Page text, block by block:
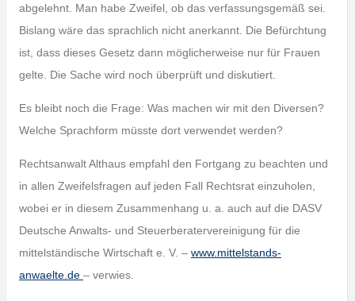
abgelehnt. Man habe Zweifel, ob das verfassungsgemäß sei.
Bislang wäre das sprachlich nicht anerkannt. Die Befürchtung
ist, dass dieses Gesetz dann möglicherweise nur für Frauen
gelte. Die Sache wird noch überprüft und diskutiert.
Es bleibt noch die Frage: Was machen wir mit den Diversen?
Welche Sprachform müsste dort verwendet werden?
Rechtsanwalt Althaus empfahl den Fortgang zu beachten und
in allen Zweifelsfragen auf jeden Fall Rechtsrat einzuholen,
wobei er in diesem Zusammenhang u. a. auch auf die DASV
Deutsche Anwalts- und Steuerberatervereinigung für die
mittelständische Wirtschaft e. V. – www.mittelstands-
anwaelte.de – verwies.